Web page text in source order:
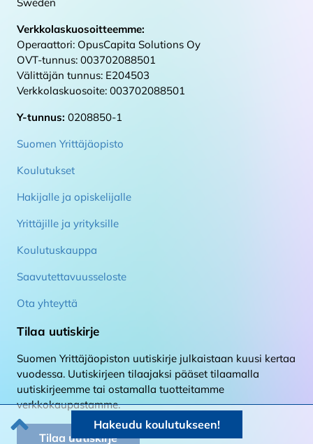
Hakeudu koulutukseen!
Sweden
Verkkolaskuosoitteemme:
Operaattori: OpusCapita Solutions Oy
OVT-tunnus: 003702088501
Välittäjän tunnus: E204503
Verkkolaskuosoite: 003702088501
Y-tunnus: 0208850-1
Suomen Yrittäjäopisto
Koulutukset
Hakijalle ja opiskelijalle
Yrittäjille ja yrityksille
Koulutuskauppa
Saavutettavuusseloste
Ota yhteyttä
Tilaa uutiskirje
Suomen Yrittäjäopiston uutiskirje julkaistaan kuusi kertaa
vuodessa. Uutiskirjeen tilaajaksi pääset tilaamalla
uutiskirjeemme tai ostamalla tuotteitamme
verkkokaupastamme.
Tilaa uutiskirje
Takaisin alkuun